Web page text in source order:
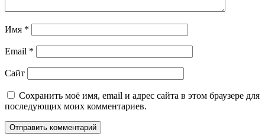
Имя *
Email *
Сайт
Сохранить моё имя, email и адрес сайта в этом браузере для
последующих моих комментариев.